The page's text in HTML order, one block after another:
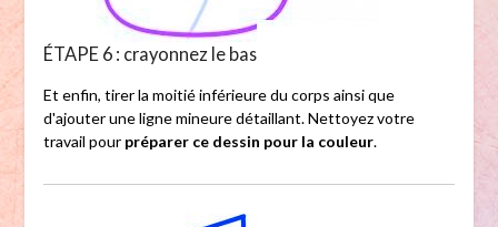
ÉTAPE 6 : crayonnez le bas
Et enfin, tirer la moitié inférieure du corps ainsi que
d'ajouter une ligne mineure détaillant. Nettoyez votre
travail pour préparer ce dessin pour la couleur.